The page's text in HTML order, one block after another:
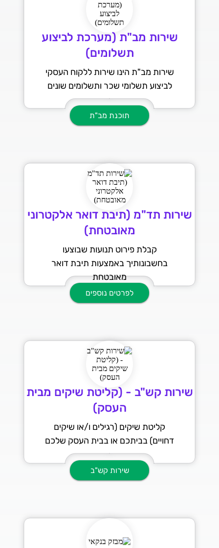
שירות מב"ת (מערכת לביצוע
תשלומים)
שירות מב"ת הינו שירות ללקוח העסקי
לביצוע תשלומי שכר ותשלומים שונים
תוכנת מב"ת
שירות תד"מ (תיבת דואר אלקטרוני
מאובטחת)
קבלת פירוט תנועות שבוצעו
בחשבונותיך באמצעות תיבת דואר
מאובטחת
לפרטים נוספים
שירות קש"ב - (קליטת שיקים מבית
העסק)
קליטת שיקים (רגילים ו/או שיקים
דחויים) בביתכם או בבית העסק שלכם
שירות קש"ב